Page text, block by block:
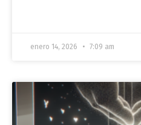
enero 14, 2026 7:09 am